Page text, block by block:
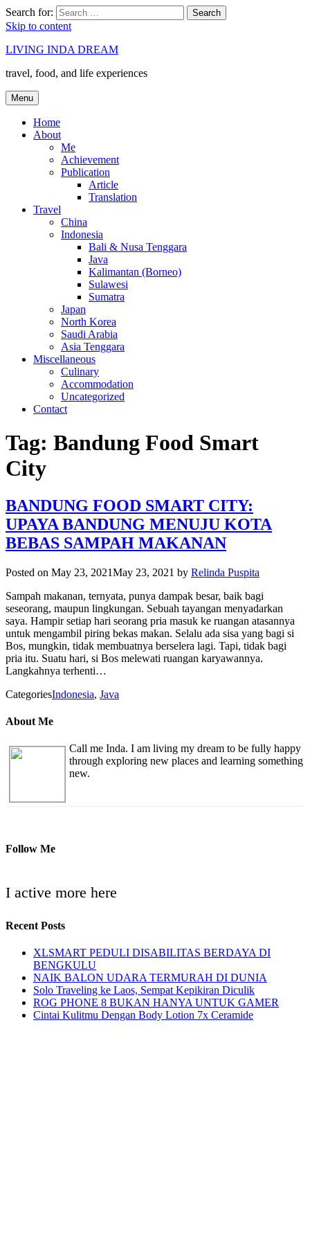
Search for: Search
Skip to content
LIVING INDA DREAM
travel, food, and life experiences
Menu
Home
About
Me
Achievement
Publication
Article
Translation
Travel
China
Indonesia
Bali & Nusa Tenggara
Java
Kalimantan (Borneo)
Sulawesi
Sumatra
Japan
North Korea
Saudi Arabia
Asia Tenggara
Miscellaneous
Culinary
Accommodation
Uncategorized
Contact
Tag: Bandung Food Smart
City
BANDUNG FOOD SMART CITY:
UPAYA BANDUNG MENUJU KOTA
BEBAS SAMPAH MAKANAN
Posted on May 23, 2021May 23, 2021 by Relinda Puspita
Sampah makanan, ternyata, punya dampak besar, baik bagi
seseorang, maupun lingkungan. Sebuah tayangan menyadarkan
saya. Hampir setiap hari seorang pria masuk ke ruangan atasannya
untuk mengambil piring bekas makan. Selalu ada sisa yang bagi si
Bos, mungkin, tidak membuatnya berselera lagi. Tapi, tidak bagi
pria itu. Suatu hari, si Bos melewati ruangan karyawannya.
Langkahnya terhenti…
CategoriesIndonesia, Java
About Me
Call me Inda. I am living my dream to be fully happy
through exploring new places and learning something
new.
Follow Me
I active more here
Recent Posts
XLSMART PEDULI DISABILITAS BERDAYA DI
BENGKULU
NAIK BALON UDARA TERMURAH DI DUNIA
Solo Traveling ke Laos, Sempat Kepikiran Diculik
ROG PHONE 8 BUKAN HANYA UNTUK GAMER
Cintai Kulitmu Dengan Body Lotion 7x Ceramide